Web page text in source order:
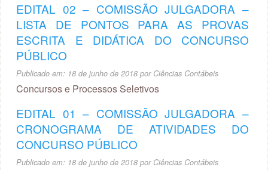
EDITAL 02 – COMISSÃO JULGADORA –
LISTA DE PONTOS PARA AS PROVAS
ESCRITA E DIDÁTICA DO CONCURSO
PÚBLICO
Publicado em: 18 de junho de 2018 porCiências Contábeis
Concursos e Processos Seletivos
EDITAL 01 – COMISSÃO JULGADORA –
CRONOGRAMA DE ATIVIDADES DO
CONCURSO PÚBLICO
Publicado em: 18 de junho de 2018 porCiências Contábeis